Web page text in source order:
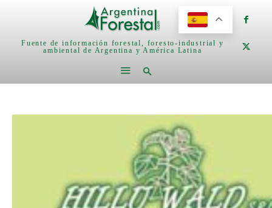
Fuente de información forestal, foresto-industrial y
ambiental de Argentina y América Latina